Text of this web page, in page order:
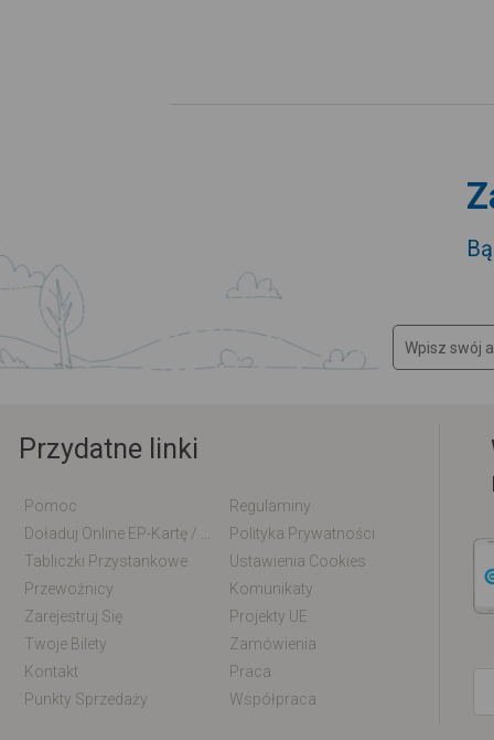
Przydatne linki
Pomoc
Regulaminy
Polityka Prywatności
Tabliczki Przystankowe
Ustawienia Cookies
Przewoźnicy
Komunikaty
Zarejestruj Się
Projekty UE
Twoje Bilety
Zamówienia
Kontakt
Praca
Punkty Sprzedaży
Współpraca